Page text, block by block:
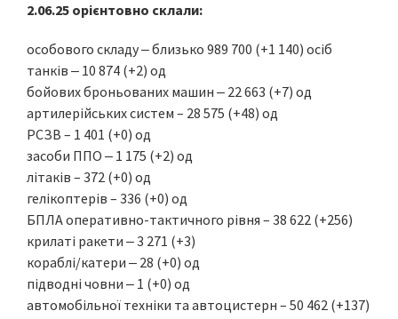
2.06.25 орієнтовно склали:
особового складу ‒ близько 989 700 (+1 140) осіб
танків ‒ 10 874 (+2) од
бойових броньованих машин ‒ 22 663 (+7) од
артилерійських систем – 28 575 (+48) од
РСЗВ – 1 401 (+0) од
засоби ППО ‒ 1 175 (+2) од
літаків – 372 (+0) од
гелікоптерів – 336 (+0) од
БПЛА оперативно-тактичного рівня – 38 622 (+256)
крилаті ракети ‒ 3 271 (+3)
кораблі/катери ‒ 28 (+0) од
підводні човни ‒ 1 (+0) од
автомобільної техніки та автоцистерн – 50 462 (+137)